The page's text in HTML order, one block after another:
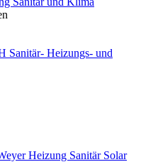
Sanitär- Heizungs- und
Heizung Sanitär Solar